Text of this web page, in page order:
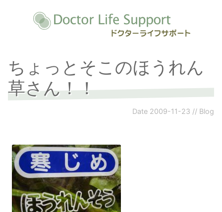
ちょっとそこのほうれん
草さん！！
Date 2009-11-23 // Blog